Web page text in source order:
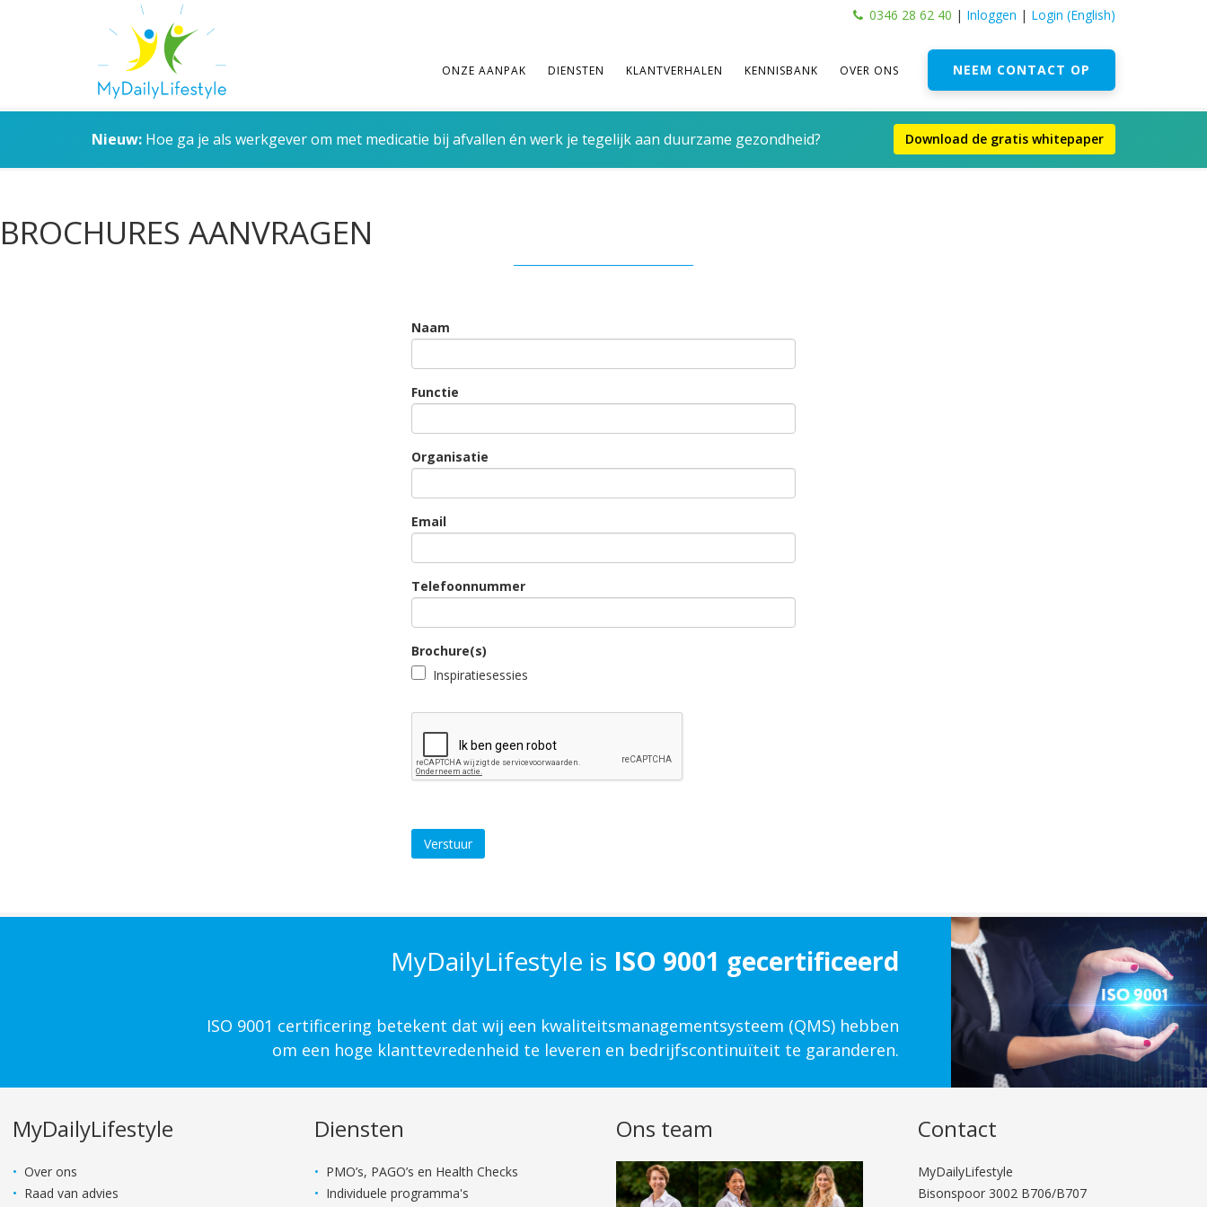
0346 28 62 40 | Inloggen | Login (English)
ONZE AANPAK DIENSTEN KLANTVERHALEN KENNISBANK OVER ONS NEEM CONTACT OP
Nieuw: Hoe ga je als werkgever om met medicatie bij afvallen én werk je tegelijk aan duurzame gezondheid? Download de gratis whitepaper
BROCHURES AANVRAGEN
Naam
Functie
Organisatie
Email
Telefoonnummer
Brochure(s)
Inspiratiesessies
Verstuur
MyDailyLifestyle is ISO 9001 gecertificeerd
ISO 9001 certificering betekent dat wij een kwaliteits­management­systeem (QMS) hebben
om een hoge klanttevredenheid te leveren en bedrijfscontinuïteit te garanderen.
MyDailyLifestyle
Over ons
Raad van advies
Diensten
PMO’s, PAGO’s en Health Checks
Individuele programma's
Ons team Contact
MyDailyLifestyle
Bisonspoor 3002 B706/B707